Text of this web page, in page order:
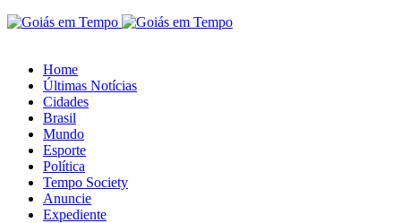
Home
Últimas Notícias
Cidades
Brasil
Mundo
Esporte
Política
Tempo Society
Anuncie
Expediente